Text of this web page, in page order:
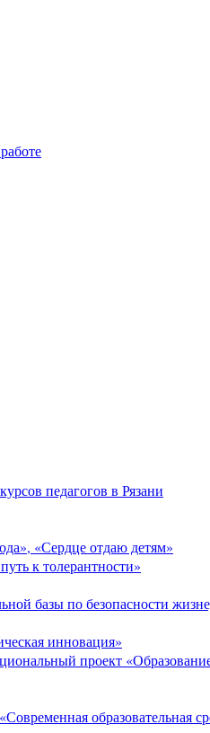
педагогов в Рязани
«Сердце отдаю детям»
к толерантности»
базы по безопасности
инновация»
проект
образовательная